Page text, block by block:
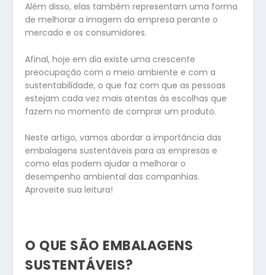
Além disso, elas também representam uma forma
de melhorar a imagem da empresa perante o
mercado e os consumidores.
Afinal, hoje em dia existe uma crescente
preocupação com o meio ambiente e com a
sustentabilidade, o que faz com que as pessoas
estejam cada vez mais atentas às escolhas que
fazem no momento de comprar um produto.
Neste artigo, vamos abordar a importância das
embalagens sustentáveis para as empresas e
como elas podem ajudar a melhorar o
desempenho ambiental das companhias.
Aproveite sua leitura!
O QUE SÃO EMBALAGENS
SUSTENTÁVEIS?